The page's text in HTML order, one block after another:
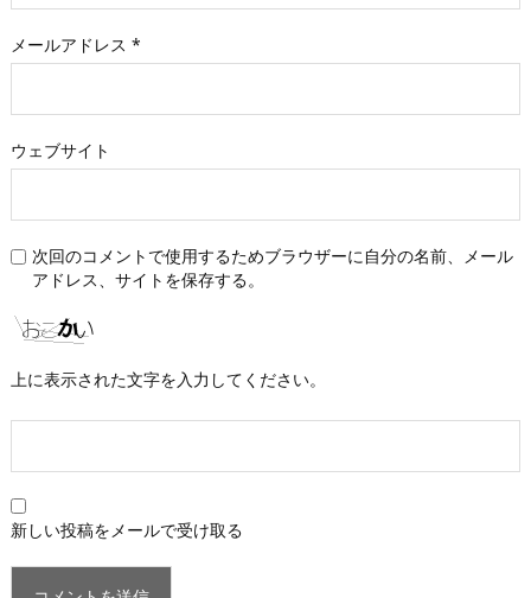
メールアドレス *
ウェブサイト
次回のコメントで使用するためブラウザーに自分の名前、メール
アドレス、サイトを保存する。
上に表示された文字を入力してください。
新しい投稿をメールで受け取る